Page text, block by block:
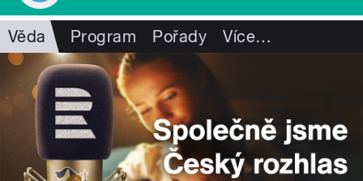
Věda Program Pořady Více…